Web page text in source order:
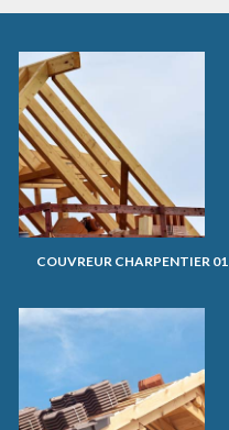
COUVREUR CHARPENTIER 01